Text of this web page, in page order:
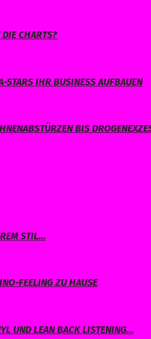
CHARTS?
STARS IHR BUSINESS AUFBAUEN
BIS
STIL…
FEELING ZU HAUSE
UND LEAN BACK LISTENING…